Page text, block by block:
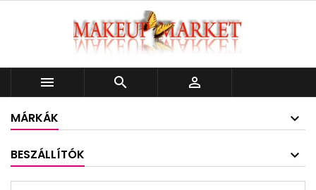
  
MÁRKÁK
BESZÁLLÍTÓK